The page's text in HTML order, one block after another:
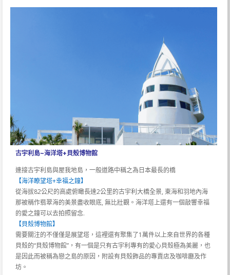
古宇利島~海洋塔+貝殼博物館
連接古宇利島與屋我地島，一般道路中稱之為日本最長的橋
【海洋瞭望塔+幸福之鐘】
從海拔82公尺的高處俯瞰長達2公里的古宇利大橋全景, 東海和羽地內海
那被稱作翡翠海的美景盡收眼底, 無比壯觀。海洋塔上還有一個敲響幸福
的愛之鐘可以去拍照留念.
【貝殼博物館】
需要關注的不僅僅是展望塔，這裡還有聚集了1萬件以上來自世界的各種
貝殼的“貝殼博物館”，有一個是只有古宇利專有的愛心貝殼極為美麗，也
是因此而被稱為戀之島的原因，附設有貝殼飾品的專賣店及咖啡廳及作
坊。